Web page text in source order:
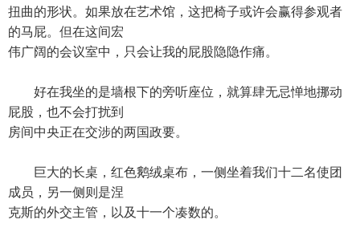
扭曲的形状。如果放在艺术馆，这把椅子或许会赢得参观者
的马屁。但在这间宏
伟广阔的会议室中，只会让我的屁股隐隐作痛。
好在我坐的是墙根下的旁听座位，就算肆无忌惮地挪动
屁股，也不会打扰到
房间中央正在交涉的两国政要。
巨大的长桌，红色鹅绒桌布，一侧坐着我们十二名使团
成员，另一侧则是涅
克斯的外交主管，以及十一个凑数的。